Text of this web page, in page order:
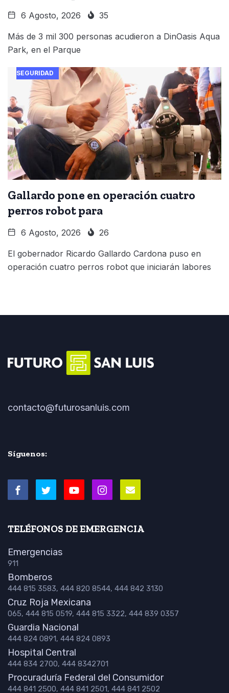
6 Agosto, 2026 35
Más de 3 mil 300 personas acudieron a DinOasis Aqua
Park, en el Parque
SEGURIDAD
Gallardo pone en operación cuatro
perros robot para
6 Agosto, 2026 26
El gobernador Ricardo Gallardo Cardona puso en
operación cuatro perros robot que iniciarán labores
contacto@futurosanluis.com
Síguenos:
TELÉFONOS DE EMERGENCIA
Emergencias
911
Bomberos
444 815 3583, 444 820 8544, 444 842 3130
Cruz Roja Mexicana
065, 444 815 0519, 444 815 3322, 444 839 0357
Guardia Nacional
444 824 0891, 444 824 0893
Hospital Central
444 834 2700, 444 8342701
Procuraduría Federal del Consumidor
444 841 2500, 444 841 2501, 444 841 2502